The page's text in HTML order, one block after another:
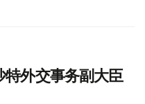
特外交事务副大臣